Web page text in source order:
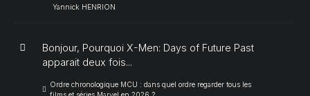
Yannick HENRION
Bonjour, Pourquoi X-Men: Days of Future Past
apparait deux fois...
Ordre chronologique MCU : dans quel ordre regarder tous les